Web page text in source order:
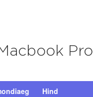
Pro
Hind